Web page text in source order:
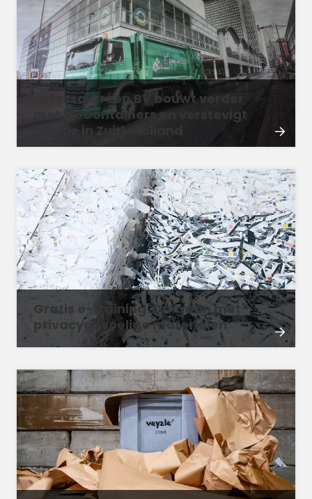
Ortessa Groep BV bouwt verder
met BR Containers en verstevigt
positie in Zuid-Holland
Gratis e-training 'Omgaan met
privacygevoelige materialen'